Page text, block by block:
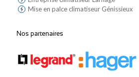
Mise en palce climatiseur Génissieux
Nos partenaires